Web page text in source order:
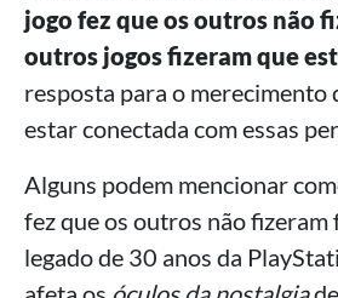
jogo fez que os outros não
outros jogos fizeram que
resposta para o merecimento
estar conectada com essas
Alguns podem mencionar
fez que os outros não fizeram
legado de 30 anos da